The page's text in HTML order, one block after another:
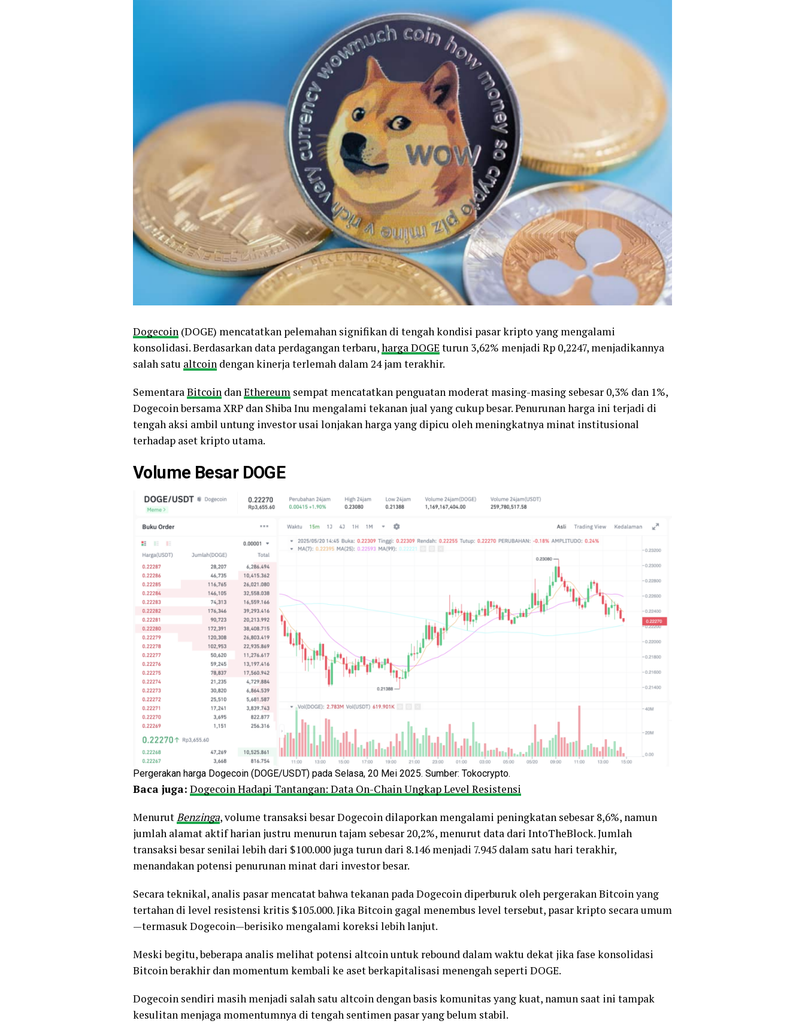
Dogecoin (DOGE) mencatatkan pelemahan signifikan di tengah kondisi pasar kripto yang mengalami
konsolidasi. Berdasarkan data perdagangan terbaru,harga DOGE turun 3,62% menjadi Rp 0,2247, menjadikannya
salah satu altcoin dengan kinerja terlemah dalam 24 jam terakhir.
SementaraBitcoin danEthereum sempat mencatatkan penguatan moderat masing-masing sebesar 0,3% dan 1%,
Dogecoin bersama XRP dan Shiba Inu mengalami tekanan jual yang cukup besar. Penurunan harga ini terjadi di
tengah aksi ambil untung investor usai lonjakan harga yang dipicu oleh meningkatnya minat institusional
terhadap aset kripto utama.
Volume Besar DOGE
Pergerakan harga Dogecoin (DOGE/USDT) pada Selasa, 20 Mei 2025. Sumber: Tokocrypto.
Baca juga: Dogecoin Hadapi Tantangan: Data On-Chain Ungkap Level Resistensi
Menurut Benzinga, volume transaksi besar Dogecoin dilaporkan mengalami peningkatan sebesar 8,6%, namun
jumlah alamat aktif harian justru menurun tajam sebesar 20,2%, menurut data dari IntoTheBlock. Jumlah
transaksi besar senilai lebih dari $100.000 juga turun dari 8.146 menjadi 7.945 dalam satu hari terakhir,
menandakan potensi penurunan minat dari investor besar.
Secara teknikal, analis pasar mencatat bahwa tekanan pada Dogecoin diperburuk oleh pergerakan Bitcoin yang
tertahan di level resistensi kritis $105.000. Jika Bitcoin gagal menembus level tersebut, pasar kripto secara umum
—termasuk Dogecoin—berisiko mengalami koreksi lebih lanjut.
Meski begitu, beberapa analis melihat potensi altcoin untuk rebound dalam waktu dekat jika fase konsolidasi
Bitcoin berakhir dan momentum kembali ke aset berkapitalisasi menengah seperti DOGE.
Dogecoin sendiri masih menjadi salah satu altcoin dengan basis komunitas yang kuat, namun saat ini tampak
kesulitan menjaga momentumnya di tengah sentimen pasar yang belum stabil.